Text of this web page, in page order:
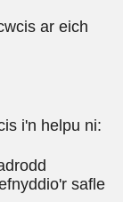
ar eich
i'n helpu ni:
safle